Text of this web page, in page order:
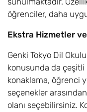
öğrenciler, daha
Ekstra Hizmetler
Genki Tokyo Dil
konusunda da çeşitli
konaklama, öğrenci
seçenekler
olanı seçebilirsiniz.